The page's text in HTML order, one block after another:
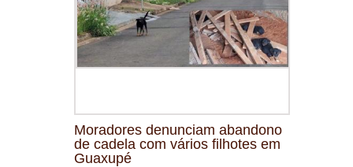
Moradores denunciam abandono
de cadela com vários filhotes em
Guaxupé